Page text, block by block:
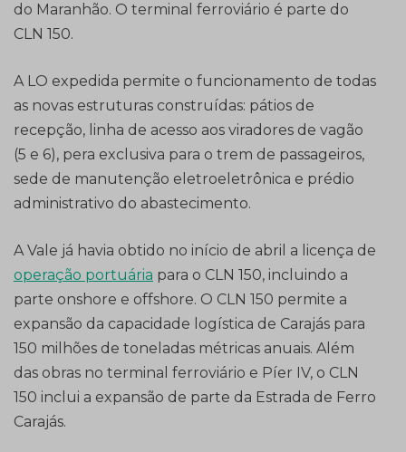
do Maranhão. O terminal ferroviário é parte do
CLN 150.
A LO expedida permite o funcionamento de todas
as novas estruturas construídas: pátios de
recepção, linha de acesso aos viradores de vagão
(5 e 6), pera exclusiva para o trem de passageiros,
sede de manutenção eletroeletrônica e prédio
administrativo do abastecimento.
A Vale já havia obtido no início de abril a licença de
operação portuária para o CLN 150, incluindo a
parte onshore e offshore. O CLN 150 permite a
expansão da capacidade logística de Carajás para
150 milhões de toneladas métricas anuais. Além
das obras no terminal ferroviário e Píer IV, o CLN
150 inclui a expansão de parte da Estrada de Ferro
Carajás.